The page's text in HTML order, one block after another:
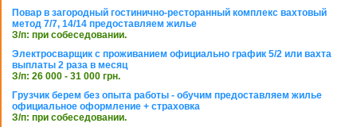
Повар в загородный гостинично-ресторанный комплекс вахтовый
метод 7/7, 14/14 предоставляем жилье
З/п: при собеседовании.
Электросварщик с проживанием официально график 5/2 или вахта
выплаты 2 раза в месяц
З/п: 26 000 - 31 000 грн.
Грузчик берем без опыта работы - обучим предоставляем жилье
официальное оформление + страховка
З/п: при собеседовании.